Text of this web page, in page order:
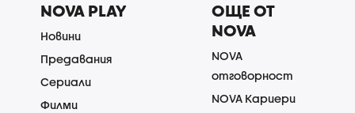
NOVA PLAY
Новини
Предавания
Сериали
Филми
ОЩЕ ОТ
NOVA
NOVA
отговорност
NOVA Кариери